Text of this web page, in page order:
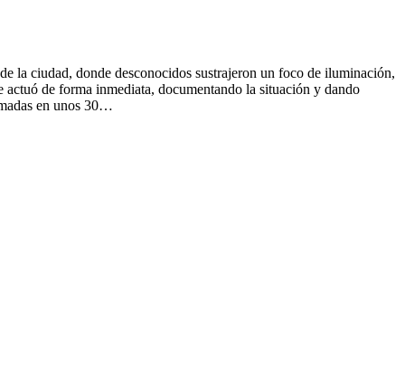
ciudad, donde desconocidos sustrajeron un foco de iluminación,
de forma inmediata, documentando la situación y dando
en unos 30…